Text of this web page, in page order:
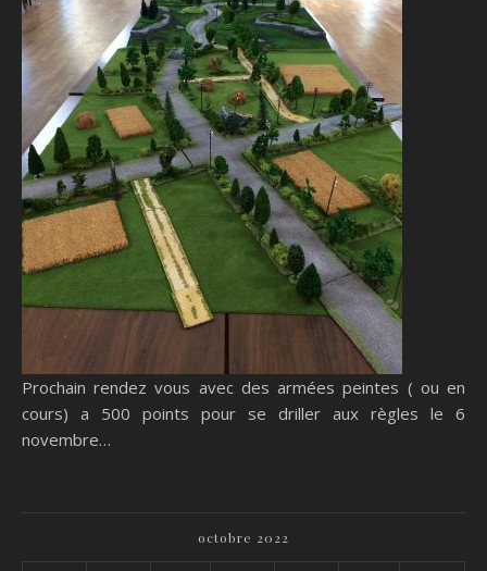
Prochain rendez vous avec des armées peintes ( ou en
cours) a 500 points pour se driller aux règles le 6
novembre…
octobre 2022